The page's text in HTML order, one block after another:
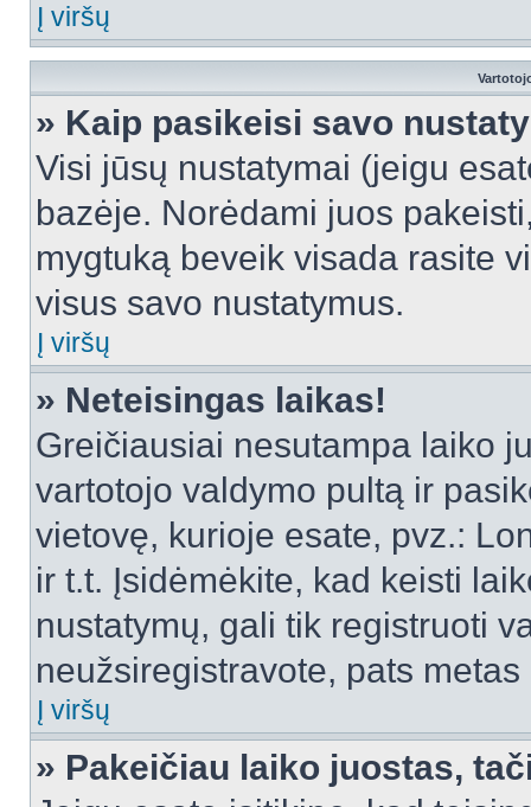
Į viršų
» Kaip pasikeisi savo
Visi jūsų nustatymai (jeigu
bazėje. Norėdami juos
mygtuką beveik visada rasite
visus savo nustatymus.
Į viršų
» Neteisingas laikas!
Greičiausiai nesutampa laiko
vartotojo valdymo pultą ir
vietovę, kurioje esate, pvz.:
ir t.t. Įsidėmėkite, kad keisti
nustatymų, gali tik registruoti
neužsiregistravote, pats
Į viršų
» Pakeičiau laiko juostas,